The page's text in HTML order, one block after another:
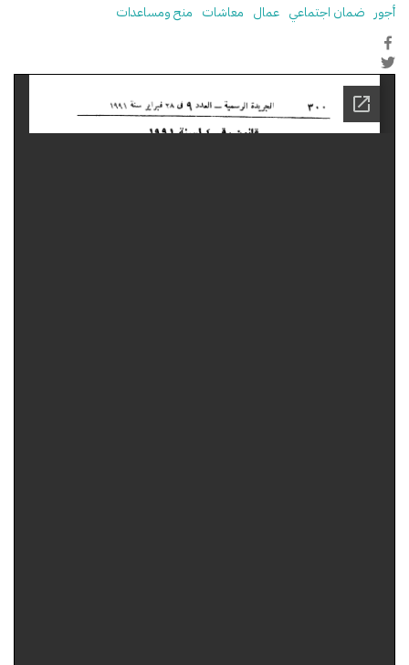
أجور ضمان اجتماعي عمال معاشات منح ومساعدات